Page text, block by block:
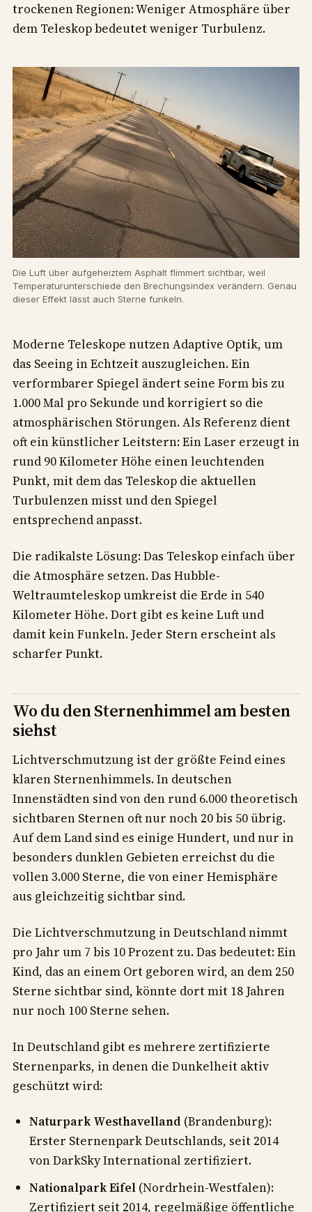
trockenen Regionen: Weniger Atmosphäre über
dem Teleskop bedeutet weniger Turbulenz.
Die Luft über aufgeheiztem Asphalt flimmert sichtbar, weil
Temperaturunterschiede den Brechungsindex verändern. Genau
dieser Effekt lässt auch Sterne funkeln.
Moderne Teleskope nutzen Adaptive Optik, um
das Seeing in Echtzeit auszugleichen. Ein
verformbarer Spiegel ändert seine Form bis zu
1.000 Mal pro Sekunde und korrigiert so die
atmosphärischen Störungen. Als Referenz dient
oft ein künstlicher Leitstern: Ein Laser erzeugt in
rund 90 Kilometer Höhe einen leuchtenden
Punkt, mit dem das Teleskop die aktuellen
Turbulenzen misst und den Spiegel
entsprechend anpasst.
Die radikalste Lösung: Das Teleskop einfach über
die Atmosphäre setzen. Das Hubble-
Weltraumteleskop umkreist die Erde in 540
Kilometer Höhe. Dort gibt es keine Luft und
damit kein Funkeln. Jeder Stern erscheint als
scharfer Punkt.
Wo du den Sternenhimmel am besten
siehst
Lichtverschmutzung ist der größte Feind eines
klaren Sternenhimmels. In deutschen
Innenstädten sind von den rund 6.000 theoretisch
sichtbaren Sternen oft nur noch 20 bis 50 übrig.
Auf dem Land sind es einige Hundert, und nur in
besonders dunklen Gebieten erreichst du die
vollen 3.000 Sterne, die von einer Hemisphäre
aus gleichzeitig sichtbar sind.
Die Lichtverschmutzung in Deutschland nimmt
pro Jahr um 7 bis 10 Prozent zu. Das bedeutet: Ein
Kind, das an einem Ort geboren wird, an dem 250
Sterne sichtbar sind, könnte dort mit 18 Jahren
nur noch 100 Sterne sehen.
In Deutschland gibt es mehrere zertifizierte
Sternenparks, in denen die Dunkelheit aktiv
geschützt wird:
Naturpark Westhavelland (Brandenburg):
Erster Sternenpark Deutschlands, seit 2014
von DarkSky International zertifiziert.
Nationalpark Eifel(Nordrhein-Westfalen):
Zertifiziert seit 2014, regelmäßige öffentliche